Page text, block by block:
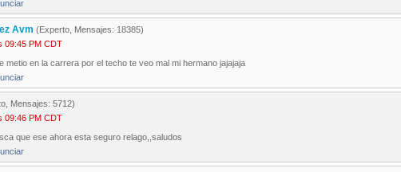
Avm (Experto, Mensajes: 18385)
09:45 PM CDT
metio en la carrera por el techo te veo mal mi hermano jajajaja
Mensajes: 5712)
09:46 PM CDT
que ese ahora esta seguro relago,,saludos